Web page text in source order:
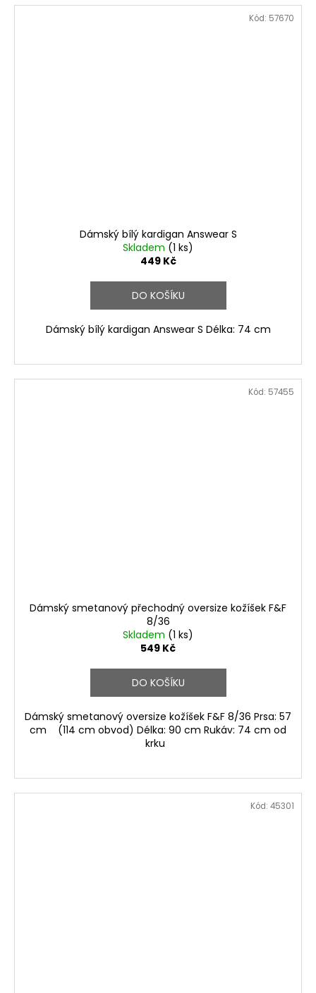
Dámský bílý kardigan Answear S
Skladem (1 ks)
449 Kč
DO KOŠÍKU
Dámský bílý kardigan Answear S Délka: 74 cm
Kód: 57670
Dámský smetanový přechodný oversize kožíšek F&F
8/36
Skladem (1 ks)
549 Kč
DO KOŠÍKU
Dámský smetanový oversize kožíšek F&F 8/36 Prsa: 57
cm (114 cm obvod) Délka: 90 cm Rukáv: 74 cm od
krku
Kód: 57455
Kód: 45301